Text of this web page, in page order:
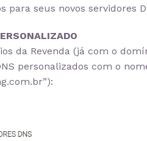
para seus novos servidores
da Revenda (já com o
personalizados com o